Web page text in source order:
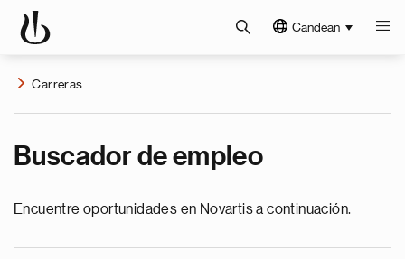
Candean
Carreras
Buscador de empleo
Encuentre oportunidades en Novartis a continuación.